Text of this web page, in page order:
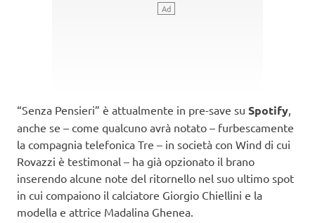
“Senza Pensieri” è attualmente in pre-save su Spotify
anche se – come qualcuno avrà notato – furbescamente
la compagnia telefonica Tre – in società con Wind di cui
Rovazzi è testimonal – ha già opzionato il brano
inserendo alcune note del ritornello nel suo ultimo spot
in cui compaiono il calciatore Giorgio Chiellini e la
modella e attrice Madalina Ghenea.